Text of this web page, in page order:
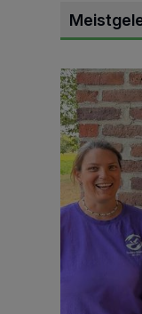
Vorbildlicher